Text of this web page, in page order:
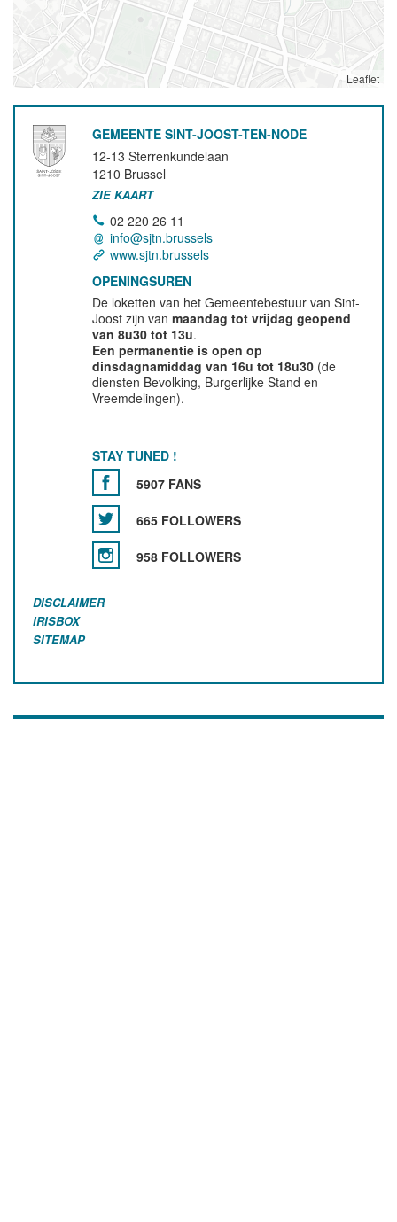
Leaflet
GEMEENTE SINT-JOOST-TEN-NODE
12-13 Sterrenkundelaan
1210 Brussel
ZIE KAART
02 220 26 11
info@sjtn.brussels
www.sjtn.brussels
OPENINGSUREN
De loketten van het Gemeentebestuur van Sint-
Joost zijn vanmaandag tot vrijdag geopend
van 8u30 tot 13u.
Een permanentie is open op
dinsdagnamiddag van 16u tot 18u30 (de
diensten Bevolking, Burgerlijke Stand en
Vreemdelingen).
STAY TUNED !
5907 FANS
665 FOLLOWERS
958 FOLLOWERS
DISCLAIMER
IRISBOX
SITEMAP